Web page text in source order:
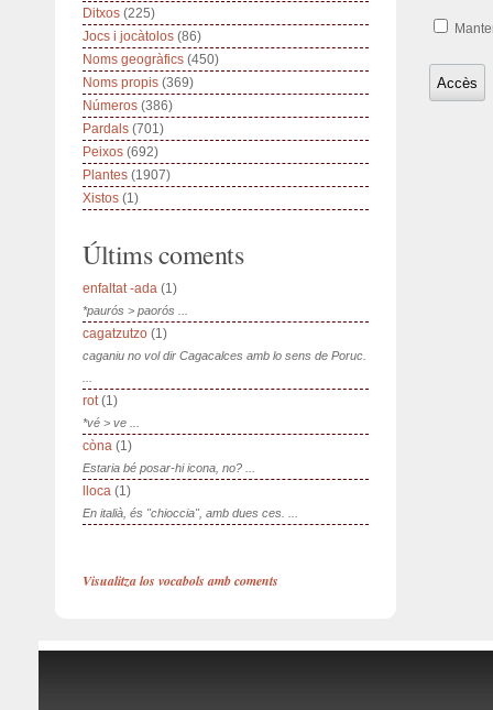
Ditxos (225)
Jocs i jocàtolos (86)
Noms geogràfics (450)
Noms propis (369)
Números (386)
Pardals (701)
Peixos (692)
Plantes (1907)
Xistos (1)
Últims coments
enfaltat -ada (1)
*paurós > paorós ...
cagatzutzo (1)
caganiu no vol dir Cagacalces amb lo sens de Poruc.
rot(1)
*vé > ve ...
còna (1)
Estaria bé posar-hi icona, no? ...
lloca (1)
En italià, és "chioccia", amb dues ces. ...
Visualitza los vocabols amb coments